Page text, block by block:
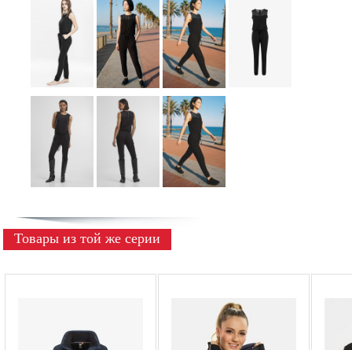
Товары из той же серии